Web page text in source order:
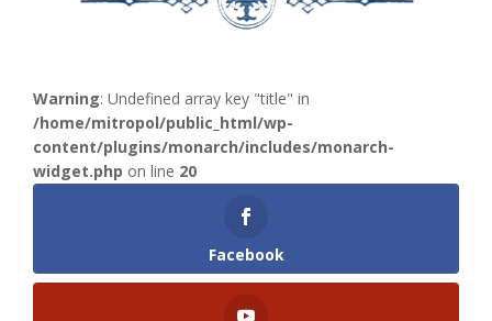
Warning: Undefined array key "title" in
/home/mitropol/public_html/wp-
content/plugins/monarch/includes/monarch-
widget.php on line 20
Facebook